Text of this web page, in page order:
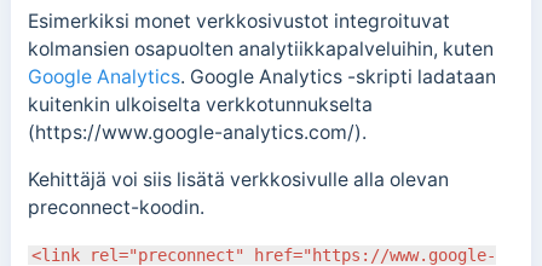
Esimerkiksi monet verkkosivustot integroituvat
kolmansien osapuolten analytiikkapalveluihin, kuten
Google Analytics. Google Analytics -skripti ladataan
kuitenkin ulkoiselta verkkotunnukselta
(https://www.google-analytics.com/).
Kehittäjä voi siis lisätä verkkosivulle alla olevan
preconnect-koodin.
<link rel="preconnect" href="https://www.google-